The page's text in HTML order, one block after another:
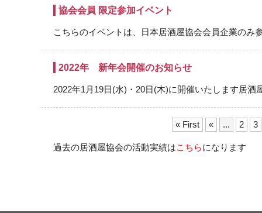
協会会員 限定参加イベント
こちらのイベントは、日本居酒屋協会会員企業のみ
2022年 新年会開催のお知らせ
2022年1月19日(水)・20日(木)に開催いたします居酒
« First « ... 2 3
過去の居酒屋協会の活動実績はこちらになります